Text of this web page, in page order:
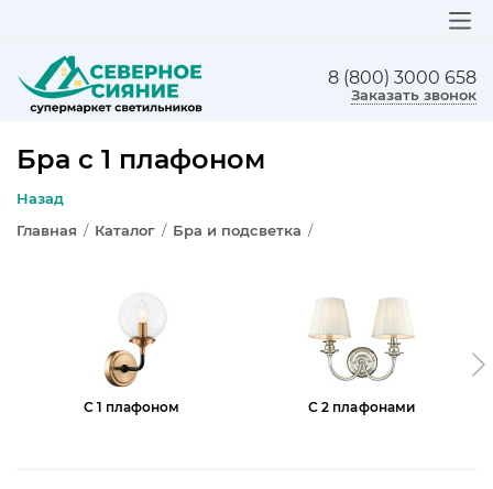
8 (800) 3000 658
Заказать звонок
Бра с 1 плафоном
Назад
Главная / Каталог / Бра и подсветка /
С 1 плафоном С 2 плафонами
ЛЮСТРЫ
БРА И ПОДСВЕТКА
НАСТОЛЬНЫЕ ЛАМПЫ
СВЕТИЛЬНИКИ КАК В ИКЕА
ТРЕКОВЫЕ СИСТЕМЫ